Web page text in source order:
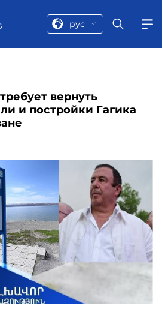
рус
вернуть
и постройки Гагика